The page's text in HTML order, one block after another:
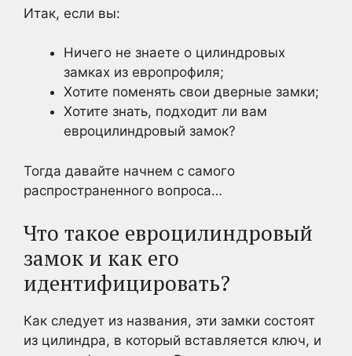
Итак, если вы:
Ничего не знаете о цилиндровых
замках из европрофиля;
Хотите поменять свои дверные замки;
Хотите знать, подходит ли вам
евроцилиндровый замок?
Тогда давайте начнем с самого
распространенного вопроса…
Что такое евроцилиндровый
замок и как его
идентифицировать?
Как следует из названия, эти замки состоят
из цилиндра, в который вставляется ключ, и